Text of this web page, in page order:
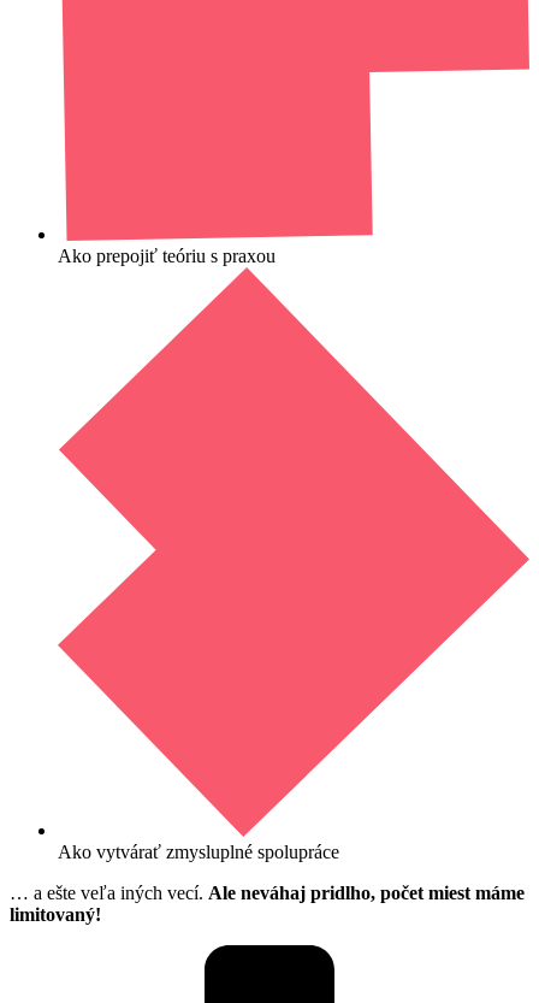
Ako prepojiť teóriu s praxou
Ako vytvárať zmysluplné spolupráce
… a ešte veľa iných vecí. Ale neváhaj pridlho, počet miest máme
limitovaný!